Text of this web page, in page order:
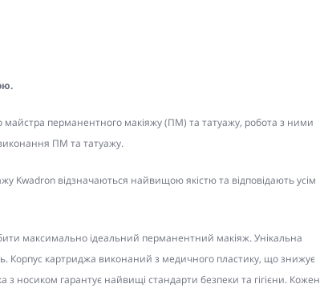
майстра перманентного макіяжу (ПМ) та татуажу, робота з ними
виконання ПМ та татуажу.
Kwadron відзначаються найвищою якістю та відповідають усім
максимально ідеальний перманентний макіяж. Унікальна
Корпус картриджа виконаний з медичного пластику, що знижує
з носиком гарантує найвищі стандарти безпеки та гігієни. Кожен